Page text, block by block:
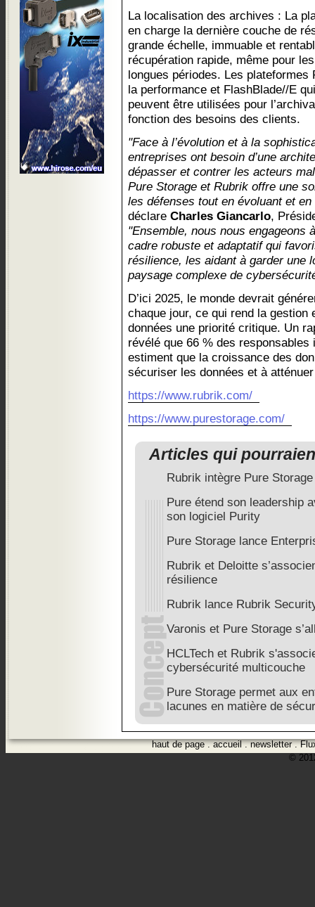
La localisation des archives : La
en charge la dernière couche de
grande échelle, immuable et
récupération rapide, même pour
longues périodes. Les plateformes
la performance et FlashBlade//E
peuvent être utilisées pour
fonction des besoins des clients.
"Face à l’évolution et à la
entreprises ont besoin d’une
dépasser et contrer les acteurs
Pure Storage et Rubrik offre une
les défenses tout en évoluant et en
déclare Charles Giancarlo,
"Ensemble, nous nous engageons
cadre robuste et adaptatif qui
résilience, les aidant à garder une
paysage complexe de
D’ici 2025, le monde devrait
chaque jour, ce qui rend la
données une priorité critique. Un
révélé que 66 % des
estiment que la croissance des
sécuriser les données et à
https://www.rubrik.com/
https://www.purestorage.com/
Articles qui
Rubrik intègre Pure Storage
Pure étend son leadership
son logiciel Purity
Pure Storage lance
Rubrik et Deloitte
résilience
Rubrik lance Rubrik
Varonis et Pure Storage
HCLTech et Rubrik
cybersécurité multicouche
Pure Storage permet aux
lacunes en matière de
haut de page.accueil.newsletter.
©